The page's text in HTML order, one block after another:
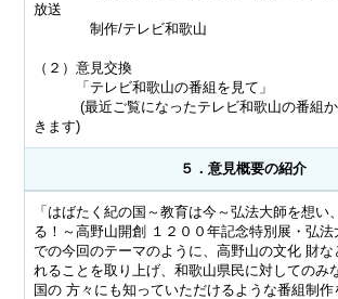
放送
制作/テレビ和歌山
（２）意見交換
「テレビ和歌山の番組を見て」
(最近ご覧になったテレビ和歌山の番組か
きます)
５．意見概要の紹介
「はばたく紀の国～教育は今～弘法大師を想い
る！～高野山開創 １２００年記念特別展・弘法
での今回のテーマのように、高野山の文化 財
れることを取り上げ、和歌山県民に対してのみ
国の 方々にも知っていただけるような番組制作